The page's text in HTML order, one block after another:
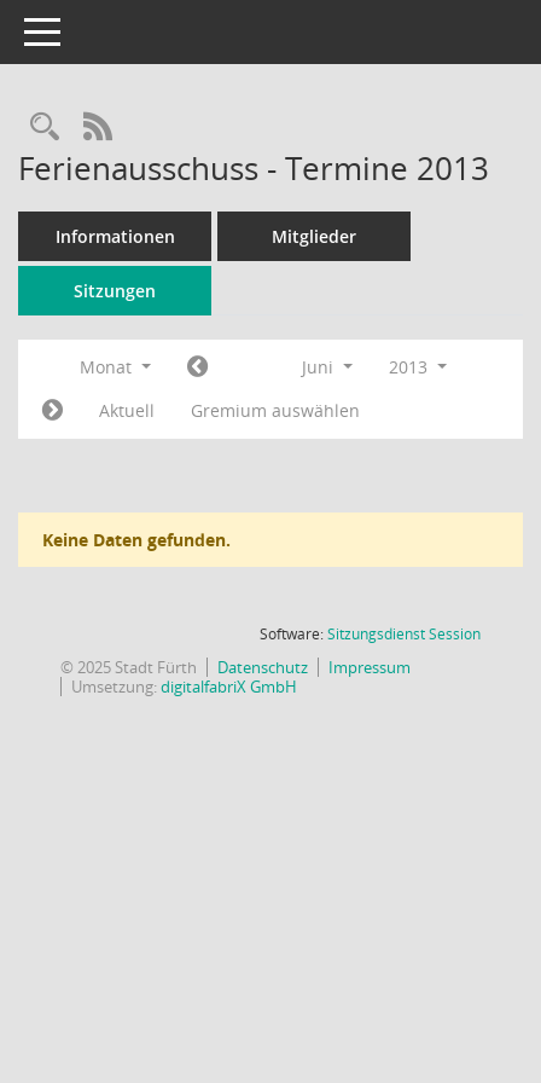
Toggle navigation
Rechercheauswahl
RSS-Feed
Ferienausschuss - Termine 2013
Informationen Mitglieder
Sitzungen
Monat Juni
2013
Aktuell
Gremium auswählen
Keine Daten gefunden.
Software:SitzungsdienstSession(Wird in
© 2025 Stadt Fürth Datenschutz
Impressum
Umsetzung:digitalfabriX GmbH